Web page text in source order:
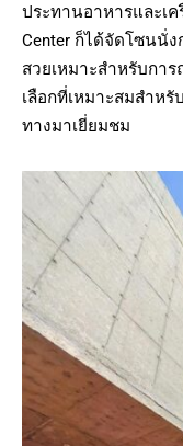
ประทานอาหารและเ
Center ก็ได้จัดโซนนั่
สวยเหมาะสำหรับกา
เลือกที่เหมาะสมสำห
ทางมาเยี่ยมชม